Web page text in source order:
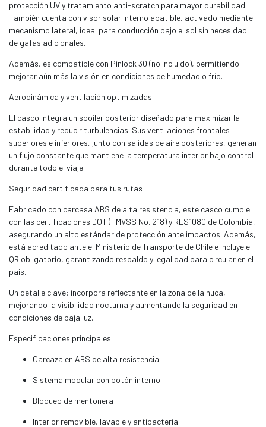
protección UV y tratamiento anti-scratch para mayor durabilidad.
También cuenta con visor solar interno abatible, activado mediante
mecanismo lateral, ideal para conducción bajo el sol sin necesidad
de gafas adicionales.
Además, es compatible con Pinlock 30 (no incluido), permitiendo
mejorar aún más la visión en condiciones de humedad o frío.
Aerodinámica y ventilación optimizadas
El casco integra un spoiler posterior diseñado para maximizar la
estabilidad y reducir turbulencias. Sus ventilaciones frontales
superiores e inferiores, junto con salidas de aire posteriores, generan
un flujo constante que mantiene la temperatura interior bajo control
durante todo el viaje.
Seguridad certificada para tus rutas
Fabricado con carcasa ABS de alta resistencia, este casco cumple
con las certificaciones DOT (FMVSS No. 218) y RES1080 de Colombia,
asegurando un alto estándar de protección ante impactos. Además,
está acreditado ante el Ministerio de Transporte de Chile e incluye el
QR obligatorio, garantizando respaldo y legalidad para circular en el
país.
Un detalle clave: incorpora reflectante en la zona de la nuca,
mejorando la visibilidad nocturna y aumentando la seguridad en
condiciones de baja luz.
Especificaciones principales
Carcaza en ABS de alta resistencia
Sistema modular con botón interno
Bloqueo de mentonera
Interior removible, lavable y antibacterial